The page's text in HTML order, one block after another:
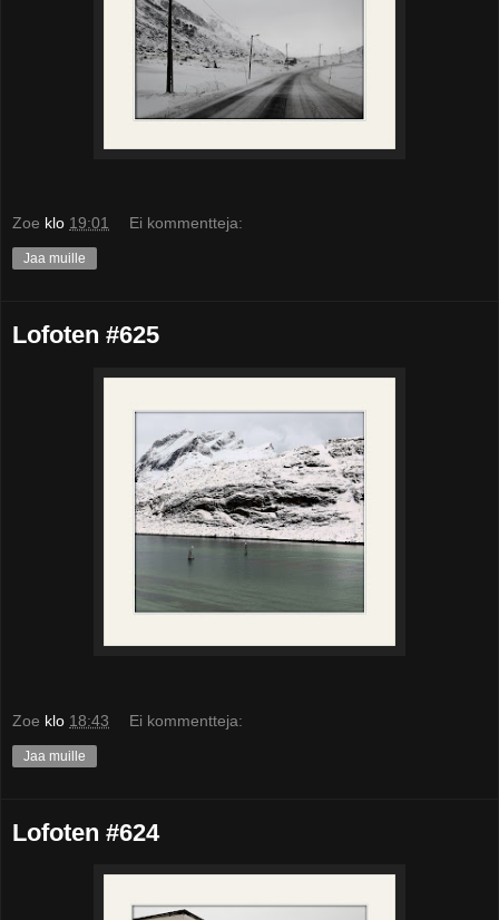
Zoe klo 19:01 Ei kommentteja:
Jaa muille
Lofoten #625
Zoe klo 18:43 Ei kommentteja:
Jaa muille
Lofoten #624